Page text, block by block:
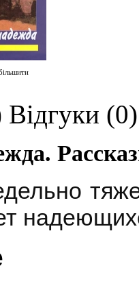
Відгуки (0)